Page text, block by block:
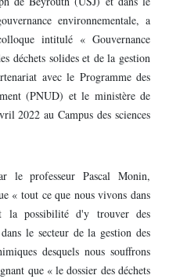
environnementale, a
intitulé « Gouvernance
déchets solides et de la gestion
avec le Programme des
(PNUD) et le ministère de
2022 au Campus des sciences
le professeur Pascal Monin,
« tout ce que nous vivons dans
la possibilité d'y trouver des
le secteur de la gestion des
desquels nous souffrons
que « le dossier des déchets